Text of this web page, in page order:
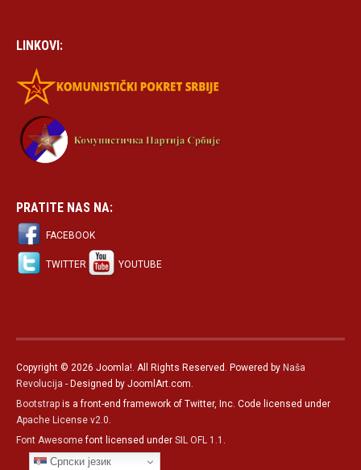
Српски језик
LINKOVI:
PRATITE NAS NA:
FACEBOOK
TWITTER YOUTUBE
Copyright © 2026 Joomla!. All Rights Reserved. Powered by Naša
Revolucija - Designed by JoomlArt.com.
Bootstrap is a front-end framework of Twitter, Inc. Code licensed under
Apache License v2.0.
Font Awesomefont licensed under SIL OFL 1.1 .